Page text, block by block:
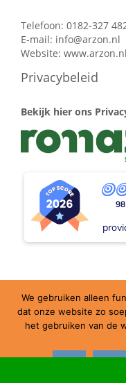
Telefoon: 0182-327
E-mail: info@arzon.nl
Website: www.arzon.nl
Privacybeleid
Bekijk hier ons
Ondersteund door
We gebruiken alleen
dat onze website zo
het gebruiken van de